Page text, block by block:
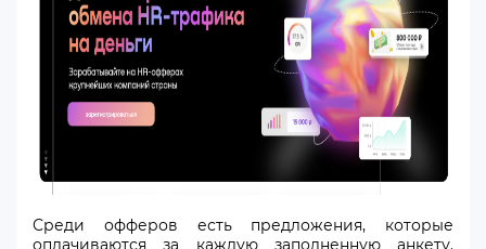
Среди офферов есть предложения, которые
оплачиваются за каждую заполненную анкету.